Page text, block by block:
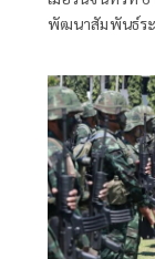
กองทัพอา
โครงการ
พัฒนาสัมพันธ์ร
ประชาสัมพันธ์โ
พลอากาศเอก
ประธานการจัด
ทั้งภาครัฐ ภาคเ